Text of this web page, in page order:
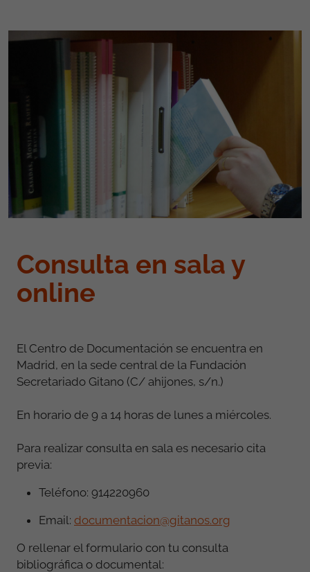
Consulta en sala y
online
El Centro de Documentación se encuentra en
Madrid, en la sede central de la Fundación
Secretariado Gitano (C/ ahijones, s/n.)
En horario de 9 a 14 horas de lunes a miércoles.
Para realizar consulta en sala es necesario cita
previa:
Teléfono: 914220960
Email: documentacion@gitanos.org
O rellenar el formulario con tu consulta
bibliográfica o documental: